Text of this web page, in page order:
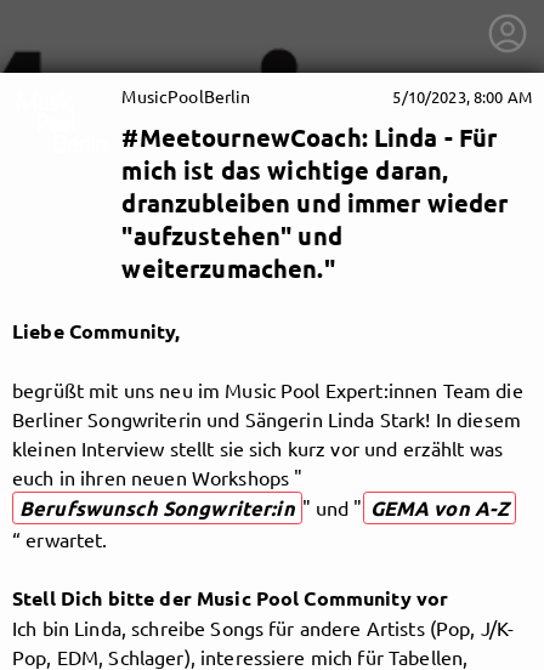
getnext to MusicPoolBerlin
Follow MusicPoolBerlin here!
MusicPoolBerlin 5/10/2023, 8:00 AM
#MeetournewCoach: Linda - Für
mich ist das wichtige daran,
dranzubleiben und immer wieder
"aufzustehen" und
weiterzumachen."
Liebe Community,
begrüßt mit uns neu im Music Pool Expert:innen Team die
Berliner Songwriterin und Sängerin Linda Stark! In diesem
kleinen Interview stellt sie sich kurz vor und erzählt was
euch in ihren neuen Workshops "
Berufswunsch Songwriter:in " und " GEMA von A-Z
“ erwartet.
Stell Dich bitte der Music Pool Community vor
Ich bin Linda, schreibe Songs für andere Artists (Pop, J/K-
Pop, EDM, Schlager), interessiere mich für Tabellen,